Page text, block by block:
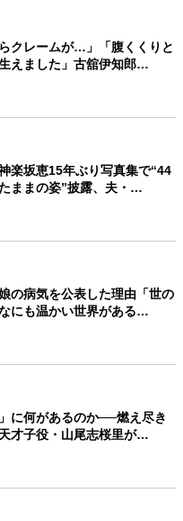
らクレームが…」「腹くくりと
えました」古舘伊知郎…
楽坂恵15年ぶり写真集で“44
ままの姿”披露、夫・…
の病気を公表した理由「世の
にも温かい世界がある…
」に何があるのか──燃え尽き
才子役・山尾志桜里が…